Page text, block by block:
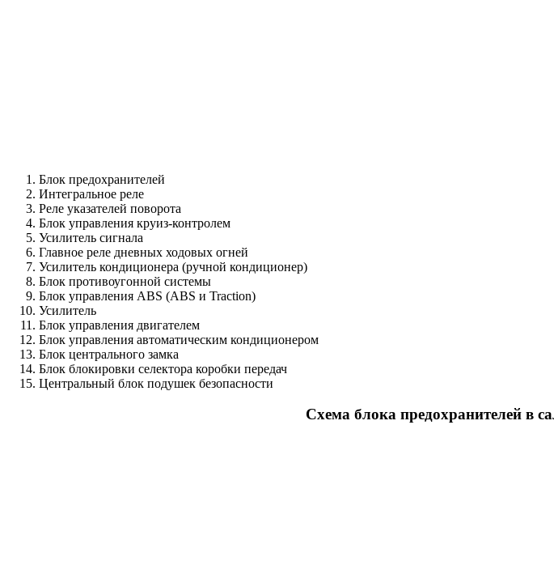
Блок предохранителей
Интегральное реле
Реле указателей поворота
Блок управления круиз-контролем
Усилитель сигнала
Главное реле дневных ходовых огней
Усилитель кондиционера (ручной кондиционер)
Блок противоугонной системы
Блок управления ABS (ABS и Traction)
Усилитель
Блок управления двигателем
Блок управления автоматическим кондиционером
Блок центрального замка
Блок блокировки селектора коробки передач
Центральный блок подушек безопасности
Схема блока предохранителей в